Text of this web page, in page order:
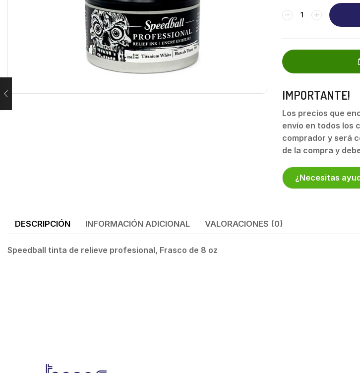
IMPORTANTE!
Los precios que
envío en todos los
comprador y será
de la compra y
¿Necesitas
DESCRIPCIÓN INFORMACIÓN ADICIONAL VALORACIONES (0)
Speedball tinta de relieve profesional, Frasco de 8 oz